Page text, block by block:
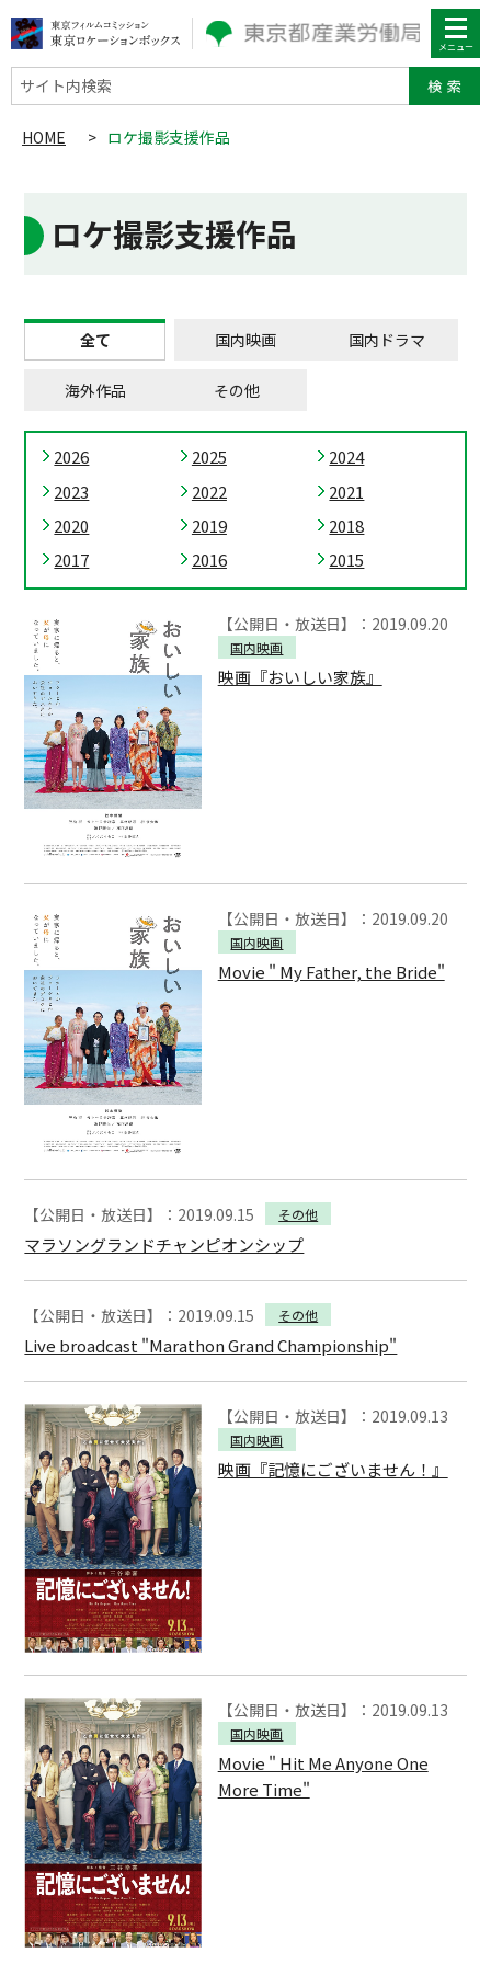
サイト内検索
HOME > ロケ撮影支援作品
ロケ撮影支援作品
全て 国内映画 国内ドラマ
海外作品 その他
2026 2025
2024
2023
2022
2021
2020
2019
2018
2017
2016 2015
【公開日・放送日】：2019.09.20
国内映画
映画『おいしい家族』
【公開日・放送日】：2019.09.20
国内映画
Movie " My Father, the Bride"
【公開日・放送日】：2019.09.15 その他
マラソングランドチャンピオンシップ
【公開日・放送日】：2019.09.15 その他
Live broadcast "Marathon Grand Championship"
【公開日・放送日】：2019.09.13
国内映画
映画『記憶にございません！』
【公開日・放送日】：2019.09.13
国内映画
Movie " Hit Me Anyone One
More Time"